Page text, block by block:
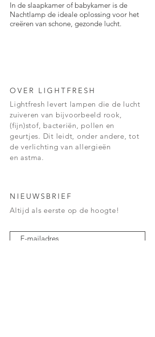
In de slaapkamer of babykamer is de
Nachtlamp de ideale oplossing voor het
creëren van schone, gezonde lucht.
OVER LIGHTFRESH
Lightfresh levert lampen die de lucht
zuiveren van bijvoorbeeld rook,
(fijn)stof, bacteriën, pollen en
geurtjes. Dit leidt, onder andere, tot
de verlichting van allergieën
en astma.
NIEUWSBRIEF
Altijd als eerste op de hoogte!